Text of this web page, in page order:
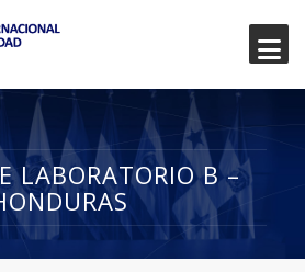
LABORATORIO B –